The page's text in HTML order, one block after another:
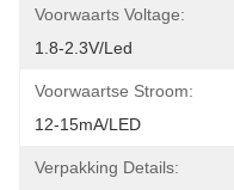
Voorwaarts Voltage:
1.8-2.3V/led
Voorwaartse Stroom:
12-15mA/LED
Verpakking Details: